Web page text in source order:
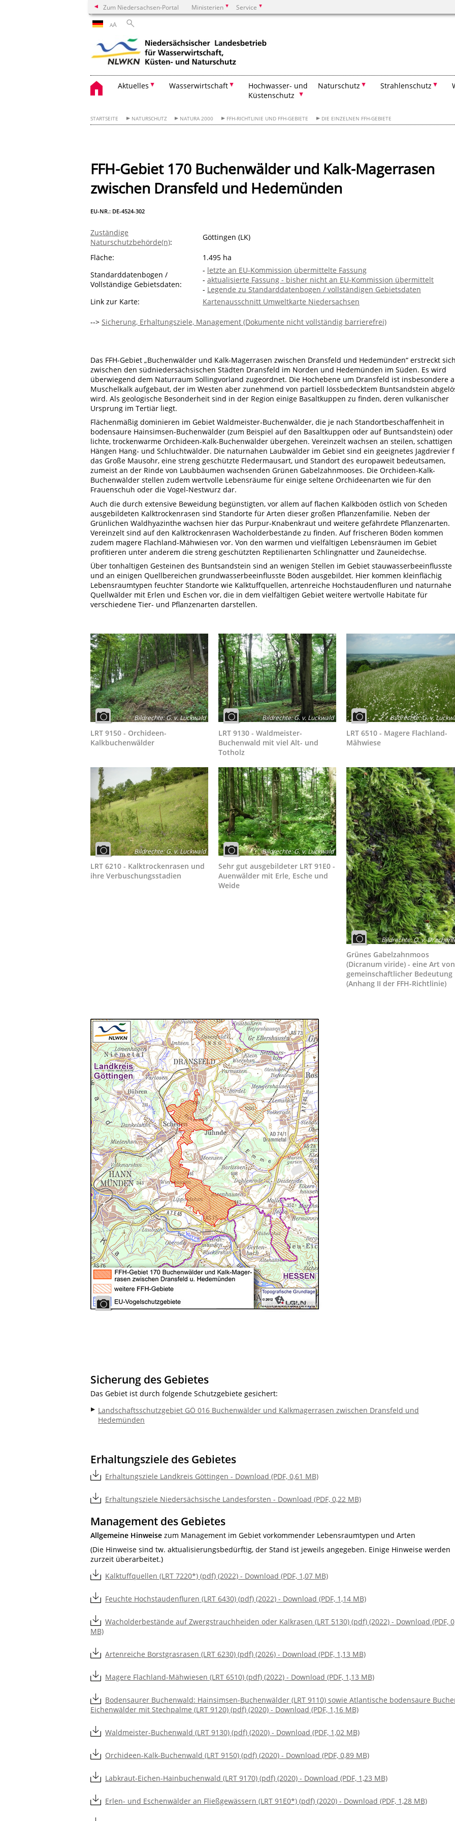
Zum Niedersachsen-Portal Ministerien Service
AA
Aktuelles Wasserwirtschaft
Hochwasser- und
Küstenschutz
Naturschutz Strahlenschutz
STARTSEITE NATURSCHUTZ NATURA 2000 FFH-RICHTLINIE UND FFH-GEBIETE DIE EINZELNEN FFH-GEBIETE
FFH-Gebiet 170 Buchenwälder und Kalk-Magerrasen
zwischen Dransfeld und Hedemünden
EU-NR.: DE-4524-302
Zuständige
Naturschutzbehörde(n):
Göttingen (LK)
Fläche:
1.495 ha
Standarddatenbogen /
Vollständige Gebietsdaten:
- letzte an EU-Kommission übermittelte Fassung
- aktualisierte Fassung - bisher nicht an EU-Kommission übermittelt
- Legende zu Standarddatenbogen / vollständigen Gebietsdaten
Link zur Karte:
Kartenausschnitt Umweltkarte Niedersachsen
--> Sicherung, Erhaltungsziele, Management (Dokumente nicht vollständig barrierefrei)
Das FFH-Gebiet „Buchenwälder und Kalk-Magerrasen zwischen Dransfeld und Hedemünden“ erstreckt
zwischen den südniedersächsischen Städten Dransfeld im Norden und Hedemünden im Süden. Es wird
überwiegend dem Naturraum Sollingvorland zugeordnet. Die Hochebene um Dransfeld ist insbesondere
Muschelkalk aufgebaut, der im Westen aber zunehmend von partiell lössbedecktem Buntsandstein
wird. Als geologische Besonderheit sind in der Region einige Basaltkuppen zu finden, deren vulkanischer
Ursprung im Tertiär liegt.
Flächenmäßig dominieren im Gebiet Waldmeister-Buchenwälder, die je nach Standortbeschaffenheit in
bodensaure Hainsimsen-Buchenwälder (zum Beispiel auf den Basaltkuppen oder auf Buntsandstein)
lichte, trockenwarme Orchideen-Kalk-Buchenwälder übergehen. Vereinzelt wachsen an steilen, schattigen
Hängen Hang- und Schluchtwälder. Die naturnahen Laubwälder im Gebiet sind ein geeignetes Jagdrevier
das Große Mausohr, eine streng geschützte Fledermausart, und Standort des europaweit bedeutsamen,
zumeist an der Rinde von Laubbäumen wachsenden Grünen Gabelzahnmooses. Die Orchideen-Kalk-
Buchenwälder stellen zudem wertvolle Lebensräume für einige seltene Orchideenarten wie für den
Frauenschuh oder die Vogel-Nestwurz dar.
Auch die durch extensive Beweidung begünstigten, vor allem auf flachen Kalkböden östlich von Scheden
ausgebildeten Kalktrockenrasen sind Standorte für Arten dieser großen Pflanzenfamilie. Neben der
Grünlichen Waldhyazinthe wachsen hier das Purpur-Knabenkraut und weitere gefährdete Pflanzenarten.
Vereinzelt sind auf den Kalktrockenrasen Wacholderbestände zu finden. Auf frischeren Böden kommen
zudem magere Flachland-Mähwiesen vor. Von den warmen und vielfältigen Lebensräumen im Gebiet
profitieren unter anderem die streng geschützten Reptilienarten Schlingnatter und Zauneidechse.
Über tonhaltigen Gesteinen des Buntsandstein sind an wenigen Stellen im Gebiet stauwasserbeeinflusste
und an einigen Quellbereichen grundwasserbeeinflusste Böden ausgebildet. Hier kommen kleinflächig
Lebensraumtypen feuchter Standorte wie Kalktuffquellen, artenreiche Hochstaudenfluren und naturnahe
Quellwälder mit Erlen und Eschen vor, die in dem vielfältigen Gebiet weitere wertvolle Habitate für
verschiedene Tier- und Pflanzenarten darstellen.
Bildrechte:G. v. Luckwald
LRT 9150 - Orchideen-
Kalkbuchenwälder
Bildrechte:G. v. Luckwald
LRT 9130 - Waldmeister-
Buchenwald mit viel Alt- und
Totholz
Bildrechte:G. v.
LRT 6510 - Magere Flachland-
Mähwiese
Bildrechte:G. v. Luckwald
LRT 6210 - Kalktrockenrasen und
ihre Verbuschungsstadien
Bildrechte:G. v. Luckwald
Sehr gut ausgebildeter LRT 91E0 -
Auenwälder mit Erle, Esche und
Weide
Bildrechte:O. v.
Grünes Gabelzahnmoos
(Dicranum viride) - eine Art von
gemeinschaftlicher Bedeutung
(Anhang II der FFH-Richtlinie)
Bildrechte:NLWKN
Sicherung des Gebietes
Das Gebiet ist durch folgende Schutzgebiete gesichert:
Landschaftsschutzgebiet GÖ 016 Buchenwälder und Kalkmagerrasen zwischen Dransfeld und
Hedemünden
Erhaltungsziele des Gebietes
Erhaltungsziele Landkreis Göttingen - Download (PDF, 0,61 MB)
Erhaltungsziele Niedersächsische Landesforsten - Download (PDF, 0,22 MB)
Management des Gebietes
Allgemeine Hinweise zum Management im Gebiet vorkommender Lebensraumtypen und Arten
(Die Hinweise sind tw. aktualisierungsbedürftig, der Stand ist jeweils angegeben. Einige Hinweise werden
zurzeit überarbeitet.)
Kalktuffquellen (LRT 7220*) (pdf) (2022) - Download (PDF, 1,07 MB)
Feuchte Hochstaudenfluren (LRT 6430) (pdf) (2022) - Download (PDF, 1,14 MB)
Wacholderbestände auf Zwergstrauchheiden oder Kalkrasen (LRT 5130) (pdf) (2022) - Download (PDF,
MB)
Artenreiche Borstgrasrasen (LRT 6230) (pdf) (2026) - Download (PDF, 1,13 MB)
Magere Flachland-Mähwiesen (LRT 6510) (pdf) (2022) - Download (PDF, 1,13 MB)
Bodensaurer Buchenwald: Hainsimsen-Buchenwälder (LRT 9110) sowie Atlantische bodensaure
Eichenwälder mit Stechpalme (LRT 9120) (pdf) (2020) - Download (PDF, 1,16 MB)
Waldmeister-Buchenwald (LRT 9130) (pdf) (2020) - Download (PDF, 1,02 MB)
Orchideen-Kalk-Buchenwald (LRT 9150) (pdf) (2020) - Download (PDF, 0,89 MB)
Labkraut-Eichen-Hainbuchenwald (LRT 9170) (pdf) (2020) - Download (PDF, 1,23 MB)
Erlen- und Eschenwälder an Fließgewässern (LRT 91E0*) (pdf) (2020) - Download (PDF, 1,28 MB)